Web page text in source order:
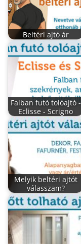
Beltéri ajtó ár
Falban futó tolóajtó -
Eclisse - Scrigno
Melyik beltéri ajtót
válasszam?